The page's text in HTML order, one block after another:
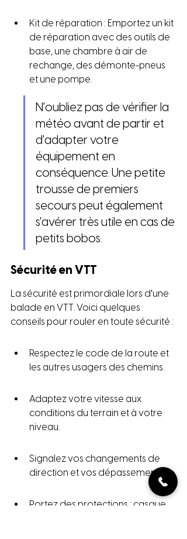
Kit de réparation : Emportez un kit
de réparation avec des outils de
base, une chambre à air de
rechange, des démonte-pneus
et une pompe.
N'oubliez pas de vérifier la
météo avant de partir et
d'adapter votre
équipement en
conséquence. Une petite
trousse de premiers
secours peut également
s'avérer très utile en cas de
petits bobos.
Sécurité en VTT
La sécurité est primordiale lors d'une
balade en VTT. Voici quelques
conseils pour rouler en toute sécurité :
Respectez le code de la route et
les autres usagers des chemins.
Adaptez votre vitesse aux
conditions du terrain et à votre
niveau.
Signalez vos changements de
direction et vos dépassements.
Portez des protections : casque,